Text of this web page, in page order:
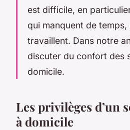
est difficile, en
qui manquent de
travaillent. Dans notre
discuter du confort des
domicile.
Les privilèges d’un
à domicile